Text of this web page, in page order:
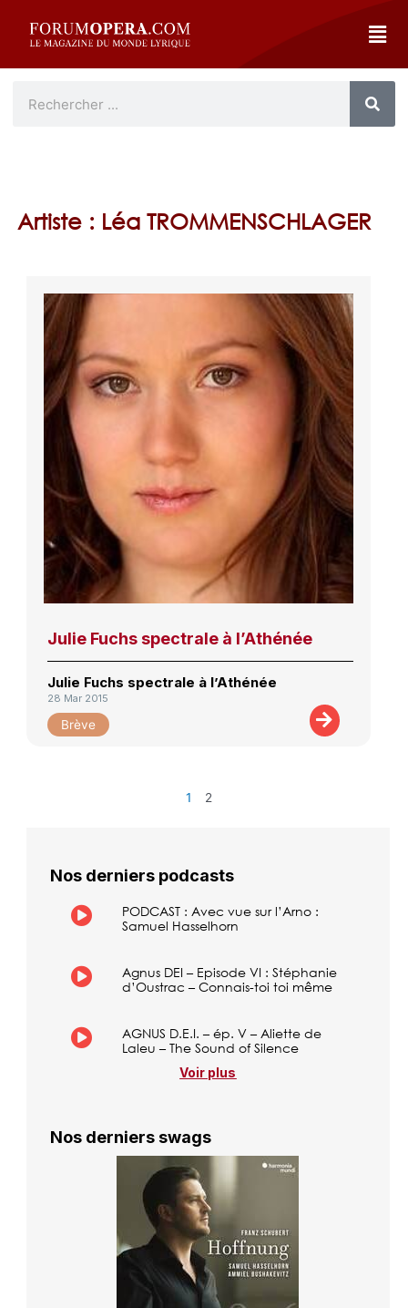
Artiste : Léa TROMMENSCHLAGER
Julie Fuchs spectrale à l’Athénée
Julie Fuchs spectrale à l’Athénée
28 Mar 2015
Brève
1 2
Nos derniers podcasts
PODCAST : Avec vue sur l’Arno :
Samuel Hasselhorn
Agnus DEI – Episode VI : Stéphanie
d’Oustrac – Connais-toi toi même
AGNUS D.E.I. – ép. V – Aliette de
Laleu – The Sound of Silence
Voir plus
Nos derniers swags